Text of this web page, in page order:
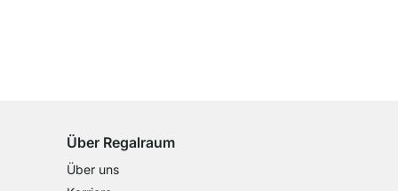
Über Regalraum
Über uns